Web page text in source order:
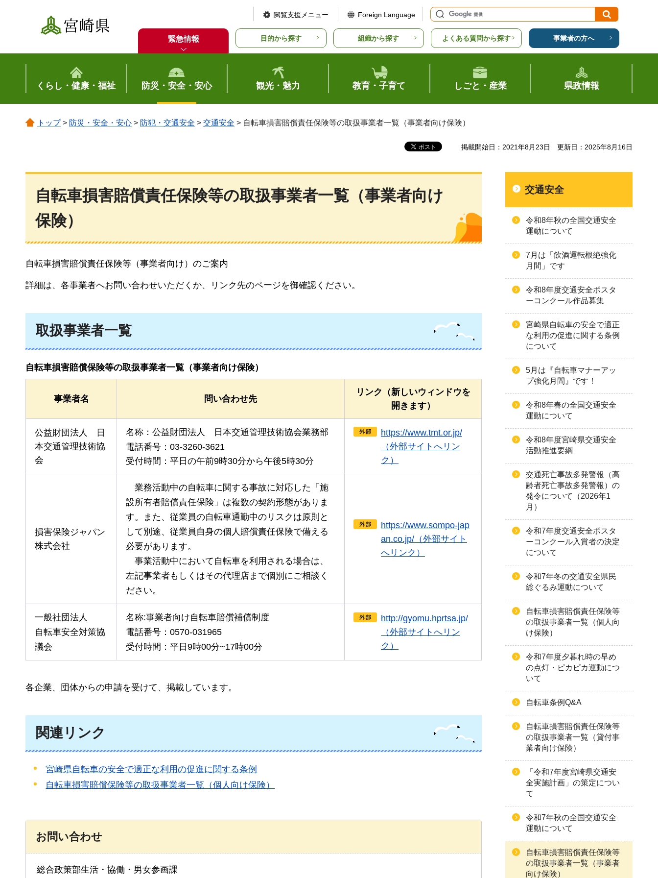
宮崎県
閲覧支援メニュー Foreign Language
緊急情報 目的から探す 組織から探す よくある質問から探す 事業者の方へ
くらし・健康・福祉 防災・安全・安心 観光・魅力 教育・子育て しごと・産業 県政情報
トップ> 防災・安全・安心 > 防犯・交通安全 > 交通安全 > 自転車損害賠償責任保険等の取扱事業者一覧（事業者向け保険）
掲載開始日：2021年8月23日 更新日：2025年8月16日
自転車損害賠償責任保険等の取扱事業者一覧（事業者向け
保険）
自転車損害賠償責任保険等（事業者向け）のご案内
詳細は、各事業者へお問い合わせいただくか、リンク先のページを御確認ください。
取扱事業者一覧
自転車損害賠償保険等の取扱事業者一覧（事業者向け保険）
事業者名 問い合わせ先
リンク（新しいウィンドウを
開きます）
公益財団法人
日
本交通管理技術協
会
名称：公益財団法人 日本交通管理技術協会業務部
電話番号：03-3260-3621
受付時間：平日の午前9時30分から午後5時30分
https://www.tmt.or.jp/
（外部サイトへリン
ク）
損害保険ジャパン
株式会社
業務活動中の自転車に関する事故に対応した 「施
設所有者賠償責任保険」は複数の契約形態がありま
す。また、従業員の自転車通勤中のリスクは原則と
して別途、従業員自身の個人賠償責任保険で備える
必要があります。
事業活動中において自転車を利用される場合は、
左記事業者もしくはその代理店まで個別にご相談く
ださい。
https://www.sompo-jap
an.co.jp/（外部サイト
へリンク）
一般社団法人
自転車安全対策協
議会
名称:事業者向け自転車賠償補償制度
電話番号：0570-031965
受付時間：平日9時00分~17時00分
http://gyomu.hprtsa.jp/
（外部サイトへリン
ク）
各企業、団体からの申請を受けて、掲載しています。
関連リンク
宮崎県自転車の安全で適正な利用の促進に関する条例
自転車損害賠償保険等の取扱事業者一覧（個人向け保険）
お問い合わせ
総合政策部生活・協働・男女参画課
交通安全
令和8年秋の全国交通安全
運動について
7月は「飲酒運転根絶強化
月間」です
令和8年度交通安全ポスタ
ーコンクール作品募集
宮崎県自転車の安全で適正
な利用の促進に関する条例
について
5月は『自転車マナーアッ
プ強化月間』です！
令和8年春の全国交通安全
運動について
令和8年度宮崎県交通安全
活動推進要綱
交通死亡事故多発警報（高
齢者死亡事故多発警報）の
発令について（2026年1
月）
令和7年度交通安全ポスタ
ーコンクール入賞者の決定
について
令和7年冬の交通安全県民
総ぐるみ運動について
自転車損害賠償責任保険等
の取扱事業者一覧（個人向
け保険）
令和7年度夕暮れ時の早め
の点灯・ピカピカ運動につ
いて
自転車条例Q&A
自転車損害賠償責任保険等
の取扱事業者一覧（貸付事
業者向け保険）
「令和7年度宮崎県交通安
全実施計画」の策定につい
て
令和7年秋の全国交通安全
運動について
自転車損害賠償責任保険等
の取扱事業者一覧（事業者
向け保険）